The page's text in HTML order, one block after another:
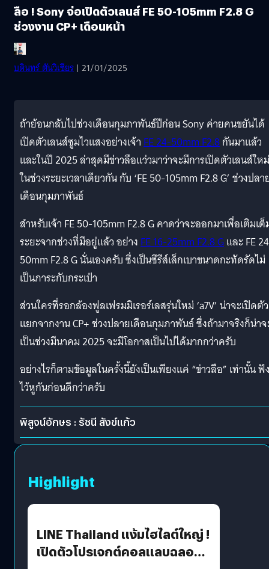
ลือ ! Sony จ่อเปิดตัวเลนส์ FE 50-105mm F2.8 G
ช่วงงาน CP+ เดือนหน้า
บดินทร์ ตันวิเชียร | 21/01/2025
ถ้าย้อนกลับไปช่วงเดือนกุมภาพันธ์ปีก่อน Sony ค่ายคนขยันได้
เปิดตัวเลนส์ซูมไวแสงอย่างเจ้าFE 24-50mm F2.8กันมาแล้ว
และในปี 2025 ล่าสุดมีข่าวลือแว่วมาว่าจะมีการเปิดตัวเลนส์ใหม่
ในช่วงระยะเวลาเดียวกัน กับ ‘FE 50-105mm F2.8 G’ ช่วงปลา
เดือนกุมภาพันธ์
สำหรับเจ้า FE 50-105mm F2.8 G คาดว่าจะออกมาเพื่อเติมเ
ระยะจากช่วงที่มีอยู่แล้ว อย่างFE 16-25mm F2.8 Gและ FE
50mm F2.8 G นั่นเองครับ ซึ่งเป็นซีรีส์เล็กเบาขนาดกะทัดรัดไม่
เป็นภาระกับกระเป๋า
ส่วนใครที่รอกล้องฟูลเฟรมมิเรอร์เลสรุ่นใหม่ ‘a7V’ น่าจะเปิดตัว
แยกจากงาน CP+ ช่วงปลายเดือนกุมภาพันธ์ ซึ่งถ้ามาจริงก็น่า
เป็นช่วงมีนาคม 2025 จะมีโอกาสเป็นไปได้มากกว่าครับ
อย่างไรก็ตามข้อมูลในครั้งนี้ยังเป็นเพียงแค่ “ข่าวลือ” เท่านั้น
ไว้หูกันก่อนดีกว่าครับ
พิสูจน์อักษร : รัชนี สังข์แก้ว
Highlight
LINE Thailand แง้มไฮไลต์ใหญ่ !
เปิดตัวโปรเจกต์คอลแลบฉลอง